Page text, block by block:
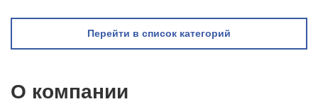
Перейти в список категорий
О компании